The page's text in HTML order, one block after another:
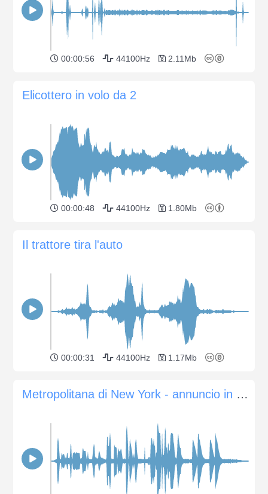
00:00:56 44100Hz 2.11Mb
Elicottero in volo da 2
00:00:48 44100Hz 1.80Mb
Il trattore tira l'auto
00:00:31 44100Hz 1.17Mb
Metropolitana di New York - annuncio in carrozza